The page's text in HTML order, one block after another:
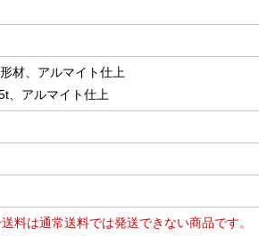
材、アルマイト仕上
、アルマイト仕上
料は通常送料では発送できない商品です。